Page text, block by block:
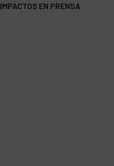
IMPACTOS EN PRENSA